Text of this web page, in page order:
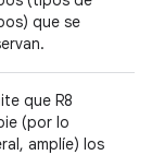
que se
que R8
(por lo
amplíe) los